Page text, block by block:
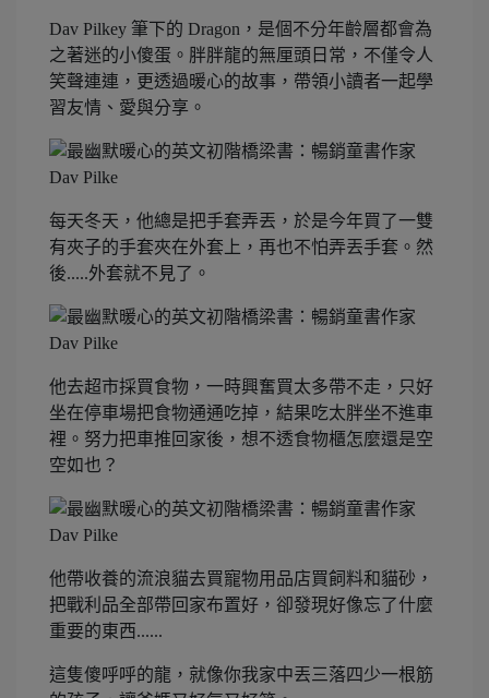
Dav Pilkey 筆下的 Dragon，是個不分年齡層都會為
之著迷的小傻蛋。胖胖龍的無厘頭日常，不僅令人
笑聲連連，更透過暖心的故事，帶領小讀者一起學
習友情、愛與分享。
每天冬天，他總是把手套弄丟，於是今年買了一雙
有夾子的手套夾在外套上，再也不怕弄丟手套。然
後.....外套就不見了。
他去超市採買食物，一時興奮買太多帶不走，只好
坐在停車場把食物通通吃掉，結果吃太胖坐不進車
裡。努力把車推回家後，想不透食物櫃怎麼還是空
空如也？
他帶收養的流浪貓去買寵物用品店買飼料和貓砂，
把戰利品全部帶回家布置好，卻發現好像忘了什麼
重要的東西......
這隻傻呼呼的龍，就像你我家中丟三落四少一根筋